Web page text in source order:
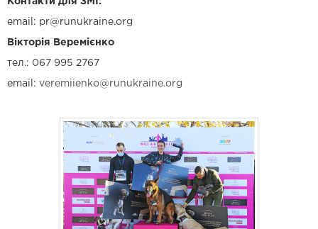
Контакти для ЗМІ:
email: pr@runukraine.org
Вікторія Веремієнко
тел.: 067 995 2767
email: veremiienko@runukraine.org